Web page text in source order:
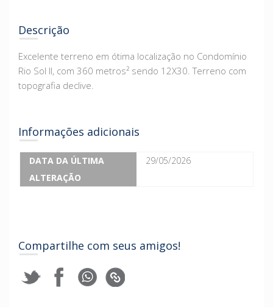
Descrição
Excelente terreno em ótima localização no Condomínio
Rio Sol II, com 360 metros² sendo 12X30. Terreno com
topografia declive.
Informações adicionais
DATA DA ÚLTIMA
ALTERAÇÃO
29/05/2026
Compartilhe com seus amigos!